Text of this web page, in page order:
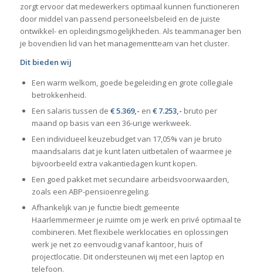
zorgt ervoor dat medewerkers optimaal kunnen functioneren
door middel van passend personeelsbeleid en de juiste
ontwikkel- en opleidingsmogelijkheden. Als teammanager ben
je bovendien lid van het managementteam van het cluster.
Dit bieden wij
Een warm welkom, goede begeleiding en grote collegiale
betrokkenheid.
Een salaris tussen de € 5.369,- en € 7.253,- bruto per
maand op basis van een 36-urige werkweek.
Een individueel keuzebudget van 17,05% van je bruto
maandsalaris dat je kunt laten uitbetalen of waarmee je
bijvoorbeeld extra vakantiedagen kunt kopen.
Een goed pakket met secundaire arbeidsvoorwaarden,
zoals een ABP-pensioenregeling.
Afhankelijk van je functie biedt gemeente
Haarlemmermeer je ruimte om je werk en privé optimaal te
combineren. Met flexibele werklocaties en oplossingen
werk je net zo eenvoudig vanaf kantoor, huis of
projectlocatie. Dit ondersteunen wij met een laptop en
telefoon.